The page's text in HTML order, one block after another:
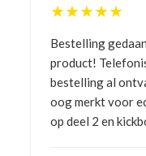
★★★★★
Bestelling
product!
bestelling al
oog merkt voor
op deel 2 en